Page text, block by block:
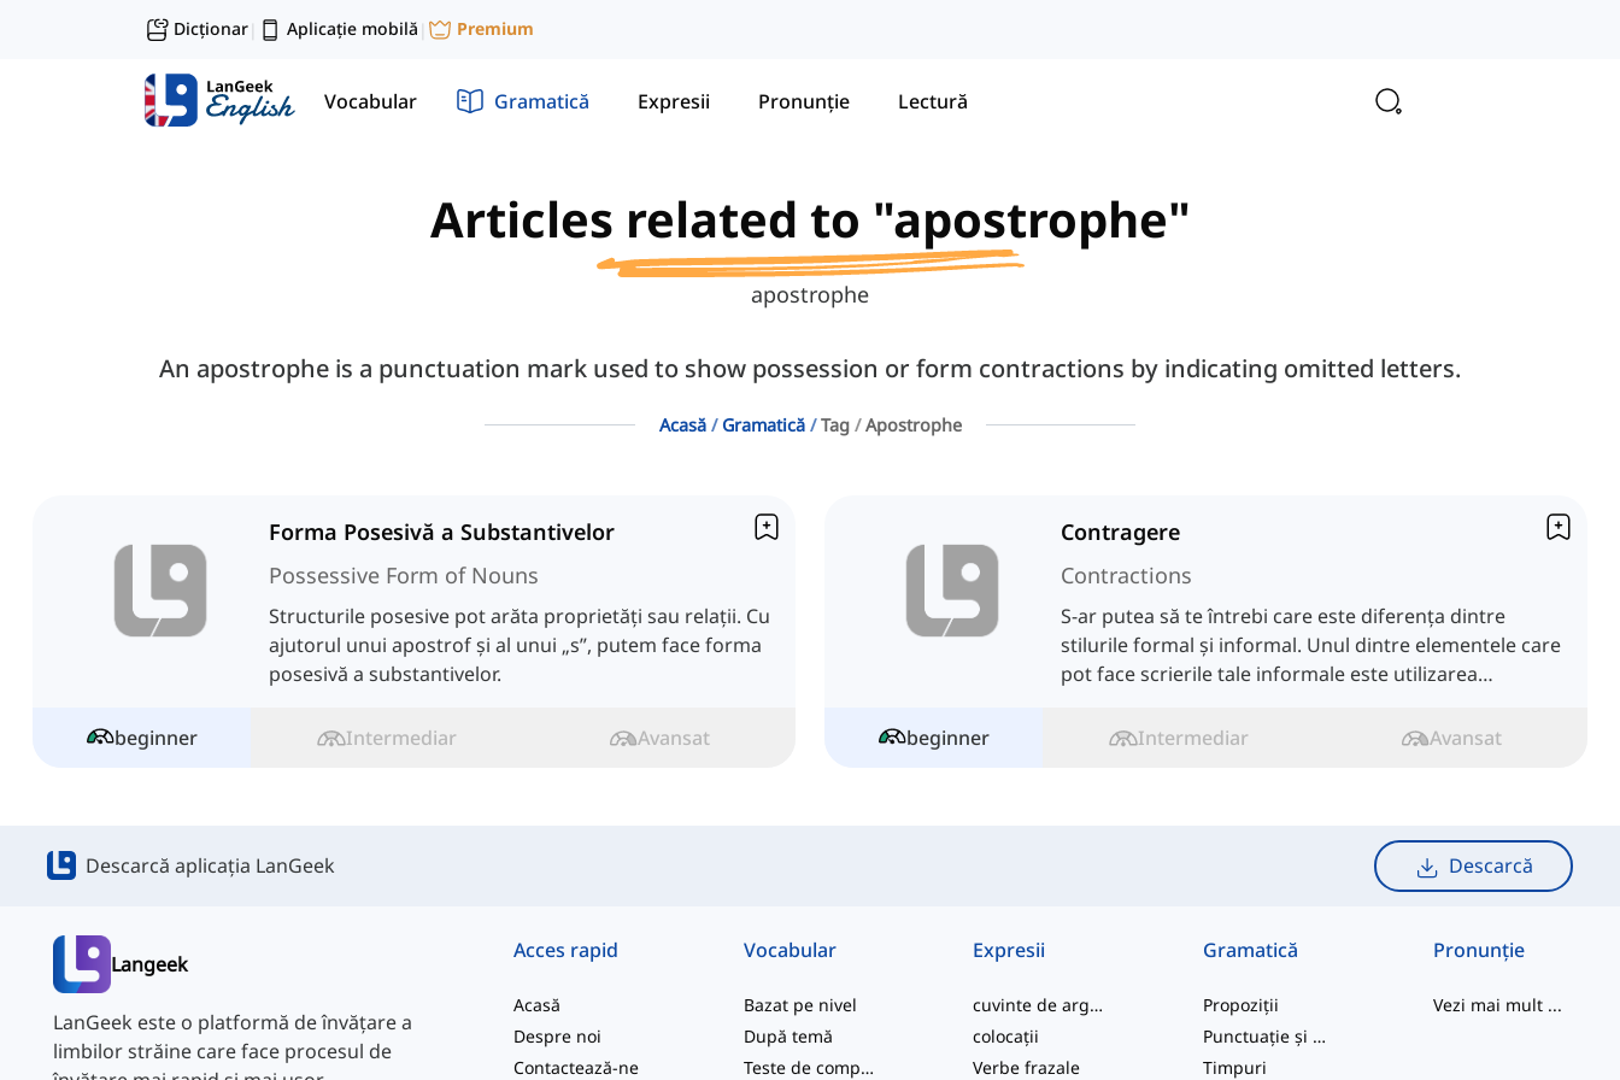
Dicționar| Aplicație mobilă | Premium
Vocabular Gramatică Expresii Pronunție Lectură
Articles related to "apostrophe"
apostrophe
An apostrophe is a punctuation mark used to show possession or form contractions by indicating omitted letters.
Acasă Gramatică Tag Apostrophe
Forma Posesivă a Substantivelor
Possessive Form of Nouns
Structurile posesive pot arăta proprietăți sau relații. Cu
ajutorul unui apostrof și al unui „s”, putem face forma
posesivă a substantivelor.
beginner Intermediar Avansat
Contragere
Contractions
S-ar putea să te întrebi care este diferența dintre
stilurile formal și informal. Unul dintre elementele care
pot face scrierile tale informale este utilizarea
beginner
Intermediar Avansat
Descarcă aplicația LanGeek Descarcă
Langeek
LanGeek este o platformă de învățare a
limbilor străine care face procesul de
Acces rapid
Acasă
Despre noi
Contactează-ne
Vocabular
Bazat pe nivel
După temă
Teste de competență
Expresii
cuvinte de argou
colocații
Verbe frazale
Gramatică
Propoziții
Punctuație și Ortografie
Timpuri
Pronunție
Vezi mai mult ...